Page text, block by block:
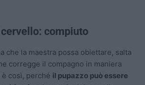
compiuto
che la maestra possa obiettare, salta
corregge il compagno in maniera
è così, perché il pupazzo può essere